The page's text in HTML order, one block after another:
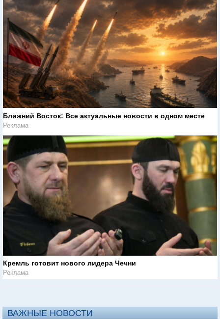
Ближний Восток: Все актуальные новости в одном месте
Реклама
Кремль готовит нового лидера Чечни
Реклама
ВАЖНЫЕ НОВОСТИ